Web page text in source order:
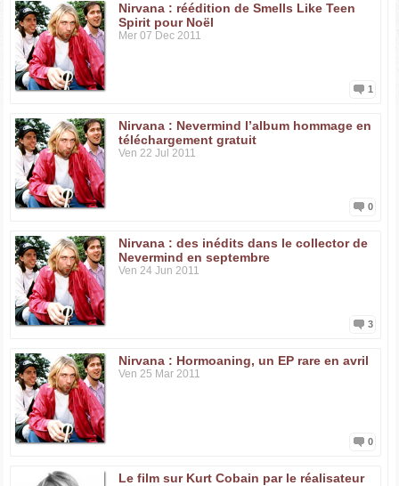
Nirvana : réédition de Smells Like Teen
Spirit pour Noël
Mer 07 Dec 2011
1
Nirvana : Nevermind l’album hommage en
téléchargement gratuit
Ven 22 Jul 2011
0
Nirvana : des inédits dans le collector de
Nevermind en septembre
Ven 24 Jun 2011
3
Nirvana : Hormoaning, un EP rare en avril
Ven 25 Mar 2011
0
Le film sur Kurt Cobain par le réalisateur